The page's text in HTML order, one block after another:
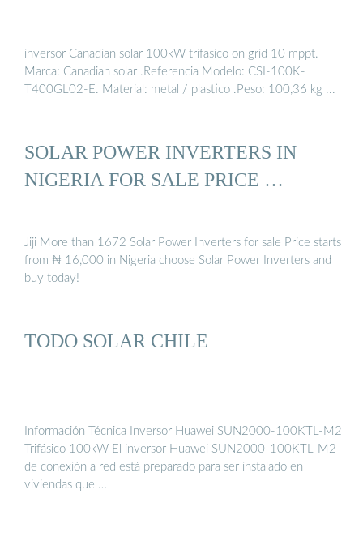
inversor Canadian solar 100kW trifasico on grid 10 mppt.
Marca: Canadian solar .Referencia Modelo: CSI-100K-
T400GL02-E. Material: metal / plastico .Peso: 100,36 kg ...
SOLAR POWER INVERTERS IN
NIGERIA FOR SALE PRICE …
Jiji More than 1672 Solar Power Inverters for sale Price starts
from ₦ 16,000 in Nigeria choose Solar Power Inverters and
buy today!
TODO SOLAR CHILE
Información Técnica Inversor Huawei SUN2000-100KTL-M2
Trifásico 100kW El inversor Huawei SUN2000-100KTL-M2
de conexión a red está preparado para ser instalado en
viviendas que …